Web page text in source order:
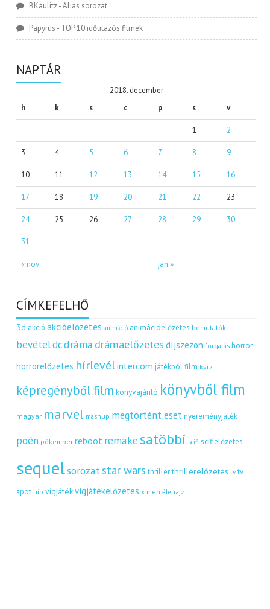
BKaulitz-Alias sorozat
Papyrus - TOP 10 időutazós filmek
NAPTÁR
2018. december
h
k s c p s v
« nov jan »
1 2
3 4 5 6 7 8 9
10 11 12 13 14 15 16
17 18 19 20 21 22 23
24 25 26 27 28 29 30
31
CÍMKEFELHŐ
3d akció akcióelőzetes animáció animációelőzetes bemutatók
bevételdcdráma drámaelőzetes díjszezon forgatás horror
horrorelőzetes hírlevélintercom játékból film kvíz
képregényből film könyvajánló könyvből film
magyar marvel mashup megtörtént eset nyereményjáték
poén pókember reboot remakesatöbbi scifi scifielőzetes
sequelsorozatstar wars thriller thrillerelőzetes tv tv
spot uip vígjátékvígjátékelőzetes x men életrajz